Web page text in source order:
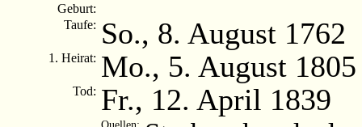
Geburt:
Taufe: So., 8. August 1762
1. Heirat: Mo., 5. August 1805
Tod: Fr., 12. April 1839